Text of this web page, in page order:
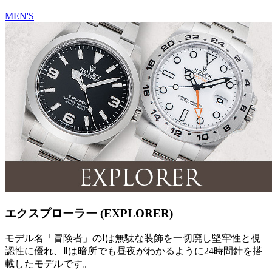
MEN'S
エクスプローラー (EXPLORER)
モデル名「冒険者」のⅠは無駄な装飾を一切廃し堅牢性と視
認性に優れ、Ⅱは暗所でも昼夜がわかるように24時間針を搭
載したモデルです。